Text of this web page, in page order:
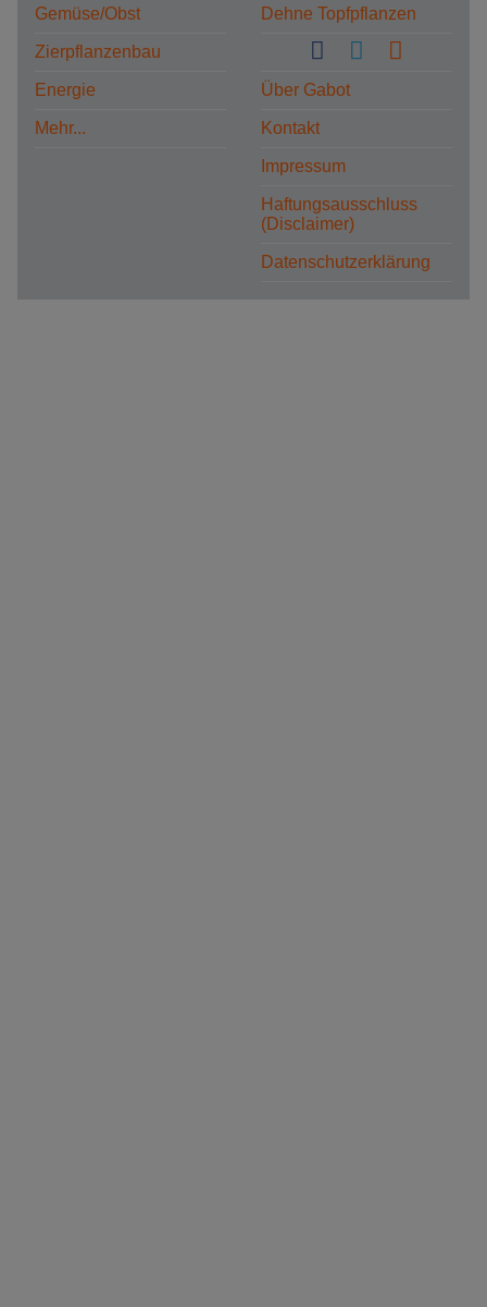
Gemüse/Obst
Zierpflanzenbau
Energie
Mehr...
Dehne Topfpflanzen
Über Gabot
Kontakt
Impressum
Haftungsausschluss
(Disclaimer)
Datenschutzerklärung